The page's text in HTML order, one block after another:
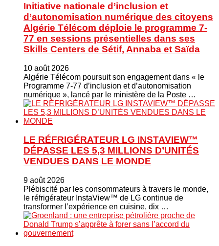
Initiative nationale d’inclusion et
d’autonomisation numérique des citoyens
Algérie Télécom déploie le programme 7-
77 en sessions présentielles dans ses
Skills Centers de Sétif, Annaba et Saïda
10 août 2026
Algérie Télécom poursuit son engagement dans « le
Programme 7-77 d’inclusion et d’autonomisation
numérique », lancé par le ministère de la Poste …
LE RÉFRIGÉRATEUR LG INSTAVIEW™
DÉPASSE LES 5,3 MILLIONS D’UNITÉS
VENDUES DANS LE MONDE
9 août 2026
Plébiscité par les consommateurs à travers le monde,
le réfrigérateur InstaView™ de LG continue de
transformer l’expérience en cuisine, dix …